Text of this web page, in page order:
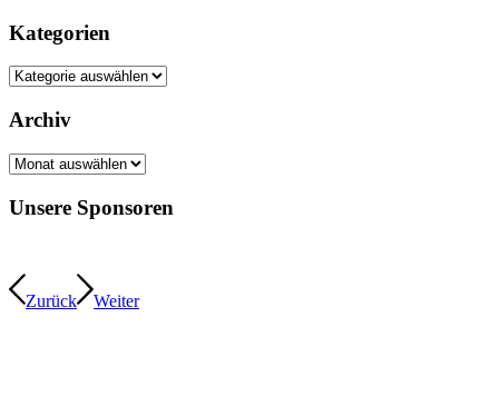
Kategorien
Kategorien
Archiv
Archiv
Unsere Sponsoren
Zurück Weiter